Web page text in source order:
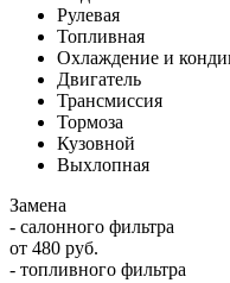
Рулевая
Топливная
Охлаждение и
Двигатель
Трансмиссия
Тормоза
Кузовной
Выхлопная
Замена
- салонного фильтра
от 480 руб.
- топливного фильтра